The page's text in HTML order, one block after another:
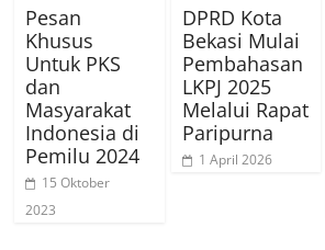
Pesan
Khusus
Untuk PKS
dan
Masyarakat
Indonesia di
Pemilu 2024
15 Oktober
2023
DPRD Kota
Bekasi Mulai
Pembahasan
LKPJ 2025
Melalui Rapat
Paripurna
1 April 2026